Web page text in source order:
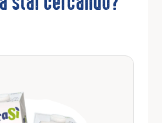
stai cercando?